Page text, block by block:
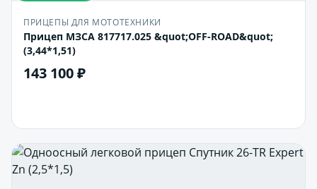
ПРИЦЕПЫ ДЛЯ МОТОТЕХНИКИ
Прицеп МЗСА 817717.025 &quot;OFF-ROAD&quot;
(3,44*1,51)
143 100 ₽